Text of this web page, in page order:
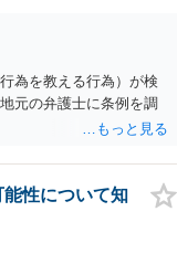
絡がくることもないで
とは，服を着たりする
受けることさえありま
りません。 【質問３】
逮捕勾留される可能性
理由としても前提を欠
可能性はありません。
分」か「嫌疑なし」で
為を教える行為）が検
元の弁護士に条例を調
性について知